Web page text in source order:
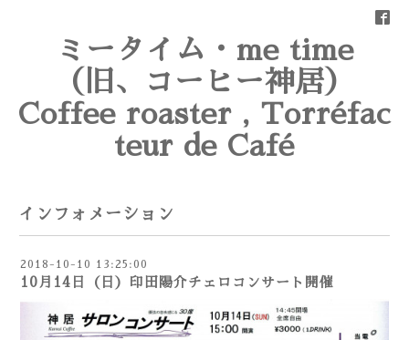
ミータイム・me time
（旧、コーヒー神居）
Coffee roaster , Torréfac
teur de Café
インフォメーション
2018-10-10 13:25:00
10月14日（日）印田陽介チェロコンサート開催